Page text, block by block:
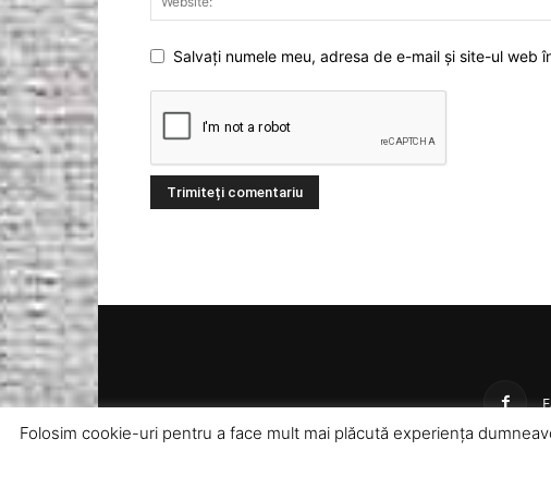
Salvați numele meu, adresa de e-mail și site-ul
Folosim cookie-uri pentru a face mult mai plăcută experiența